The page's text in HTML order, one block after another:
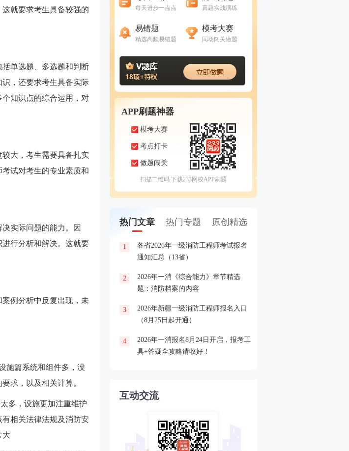
就要求考生具备较强的
单选题、多选题和判断
，还要求考生具备实际
知识点的综合运用，对
大，考生需要具备扎实
试对考生的专业素质和
实际问题的能力。因
行分析和解决。这就要
例分析中反复出现，未
施篇系统和组件多，没
求，以及相关计算。
多，设施更加注重维护
相关法律法规及消防安
大
每天进步一点点 真题实战演练
易错题
精选高频易错题
模考大赛
同场闯关做题
APP刷题神器
模考大赛
考点打卡
做题闯关
扫描二维码 下载233网校APP刷题
热门文章 热门专题 原创精选
1
各省2026年一级消防工程师考试报名
通知汇总（13省）
2
2026年一消《综合能力》章节精选
题：消防档案的内容
3
2026年新疆一级消防工程师报名入口
（8月25日起开通）
4
2026年一消报名8月24日开启，报考工
具+答疑全攻略请收好！
互动交流